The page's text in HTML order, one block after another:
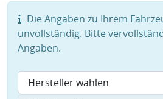
Die Angaben zu Ihrem
unvollständig. Bitte
Angaben.